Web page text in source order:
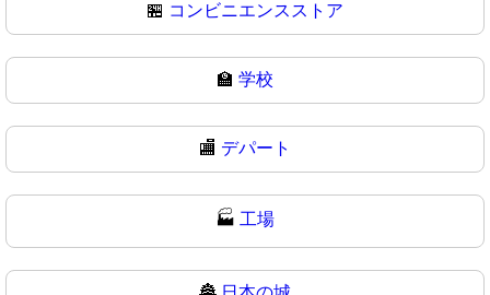
🏪 コンビニエンスストア
🏫 学校
🏬 デパート
🏭 工場